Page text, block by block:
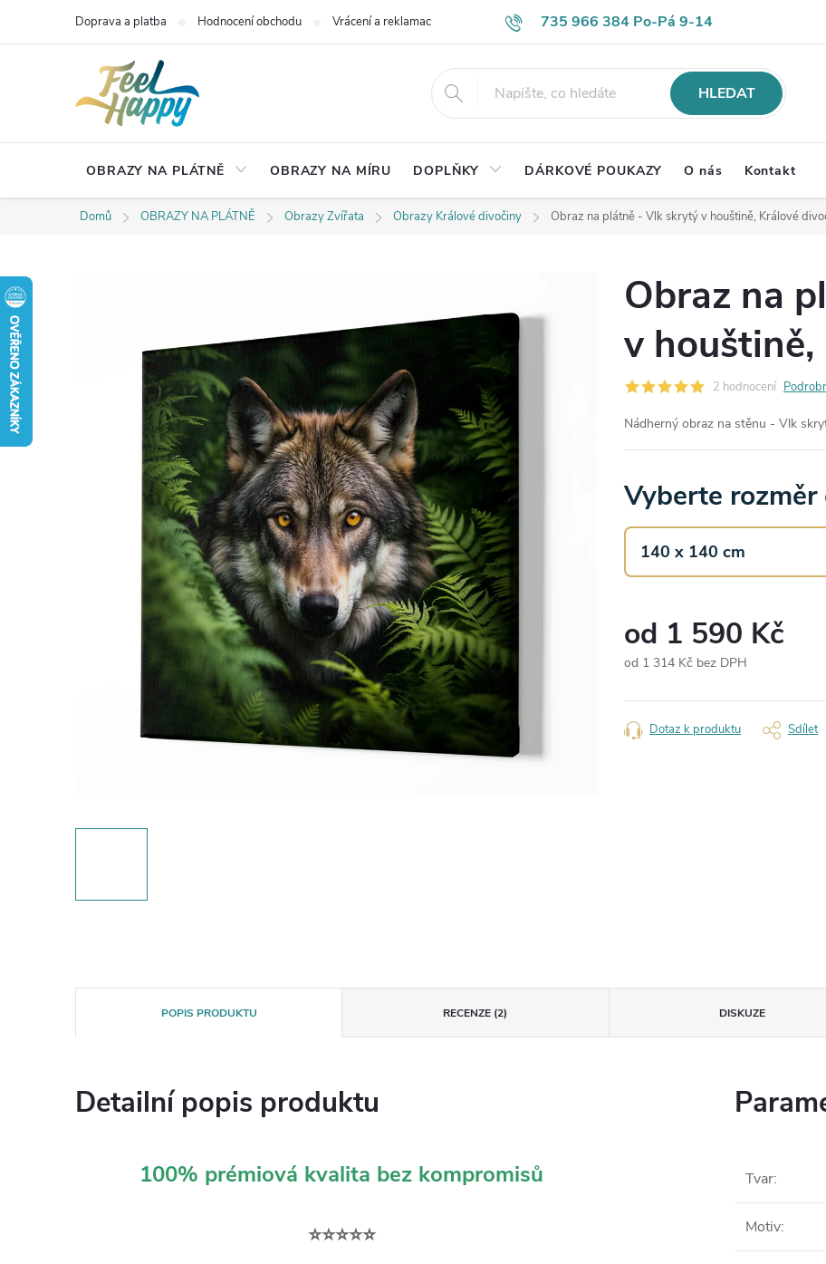
735 966 384 Po-Pá 9-14
Doprava a platba Hodnocení obchodu Vrácení a reklamace Časté otázky Obch. podmínky Ochrana os. údajů
HLEDAT
OBRAZY NA PLÁTNĚ OBRAZY NA MÍRU DOPLŇKY DÁRKOVÉ POUKAZY O nás Kontakt
Domů OBRAZY NA PLÁTNĚ Obrazy Zvířata Obrazy Králové divočiny Obraz na plátně - Vlk skrytý v houštině, Králové
Obraz na
v
2 hodnocení
Nádherný obraz na stěnu - Vlk
Vyberte
od 1 590 Kč
od 1 314 Kč bez DPH
cena:
Dotaz k produktu Sdílet
POPIS PRODUKTU RECENZE (2) DISKUZE
Detailní popis produktu
100% prémiová kvalita bez kompromisů
⭐⭐⭐⭐⭐
Tvar:
Motiv: